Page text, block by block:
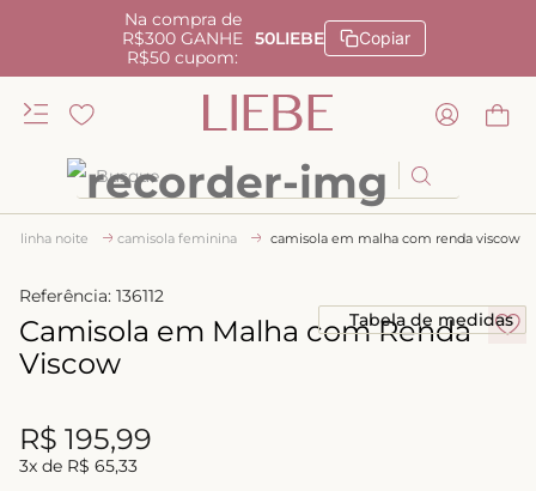
Na compra de
R$300 GANHE
R$50 cupom:
50LIEBE Copiar
Busque
linha noite camisola feminina camisola em malha com renda viscow
Referência: 136112
Camisola em Malha com Renda
Viscow
R$ 195,99
3x de R$ 65,33
Tabela de medidas
TERMOS MAIS BUSCADOS
sutiã
anatomic
calcinha alta